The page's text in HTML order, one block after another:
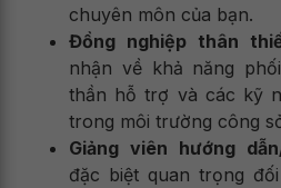
chuyên môn của bạn.
Đồng nghiệp thân
nhận về khả năng
thần hỗ trợ và các kỹ
trong môi trường công
Giảng viên hướng
đặc biệt quan trọng